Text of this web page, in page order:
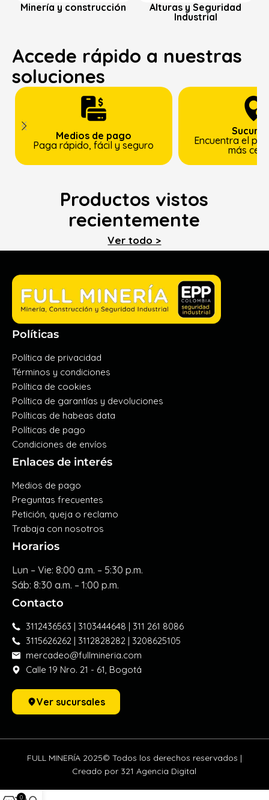
Minería y construcción
Alturas y Seguridad
Industrial
Accede rápido a nuestras
soluciones
Medios de pago
Paga rápido, fácil y seguro
Encuentra el
más
Productos vistos
recientemente
Ver todo >
Políticas
Política de privacidad
Términos y condiciones
Política de cookies
Política de garantías y devoluciones
Políticas de habeas data
Políticas de pago
Condiciones de envíos
Enlaces de interés
Medios de pago
Preguntas frecuentes
Petición, queja o reclamo
Trabaja con nosotros
Horarios
Lun – Vie: 8:00 a.m. – 5:30 p.m.
Sáb: 8:30 a.m. – 1:00 p.m.
Contacto
3112436563 | 3103444648 | 311 261 8086
3115626262 | 3112828282 | 3208625105
mercadeo@fullmineria.com
Calle 19 Nro. 21 - 61, Bogotá
Ver sucursales
FULL MINERÍA 2025© Todos los derechos reservados |
Creado por 321 Agencia Digital
0